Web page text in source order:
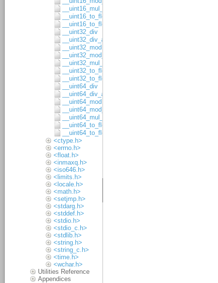
__uint16_mul_8x8
__uint16_to_float32
__uint16_to_float64
__uint32_div
__uint32_div_asgn
__uint32_mod
__uint32_mod_asgn
__uint32_mul_16x16
__uint32_to_float32
__uint32_to_float64
__uint64_div
__uint64_div_asgn
__uint64_mod
__uint64_mod_asgn
__uint64_mul_32x32
__uint64_to_float32
__uint64_to_float64
<ctype.h>
<errno.h>
<float.h>
<inmaxq.h>
<iso646.h>
<limits.h>
<locale.h>
<math.h>
<setjmp.h>
<stdarg.h>
<stddef.h>
<stdio.h>
<stdio_c.h>
<stdlib.h>
<string.h>
<string_c.h>
<time.h>
<wchar.h>
Utilities Reference
Appendices